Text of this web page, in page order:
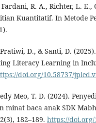
R. A., Richter, L. E.,
Kuantitatif. In Metode
D., & Santi, D.
Literacy Learning in
doi.org/10.58737/
Meo, T. D. (2024).
minat baca anak SDK
182–189. https://doi.org/